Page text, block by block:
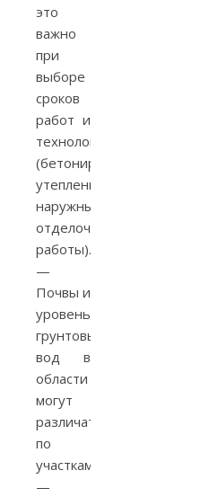
это
важно
при
выборе
сроков
работ и
технологий
(бетонирование,
утепление,
наружные
отделочные
работы).
—
Почвы и
уровень
грунтовых
вод в
области
могут
различаться
по
участкам
—